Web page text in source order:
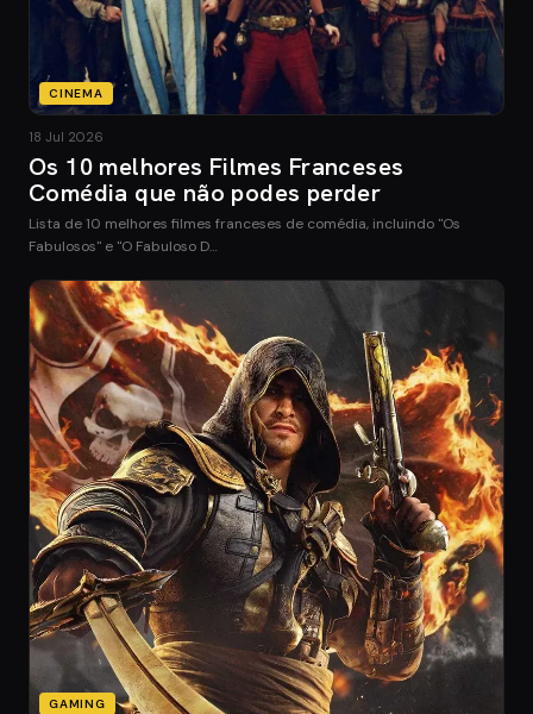
CINEMA
18 Jul 2026
Os 10 melhores Filmes Franceses
Comédia que não podes perder
Lista de 10 melhores filmes franceses de comédia, incluindo "Os
Fabulosos" e "O Fabuloso D…
GAMING